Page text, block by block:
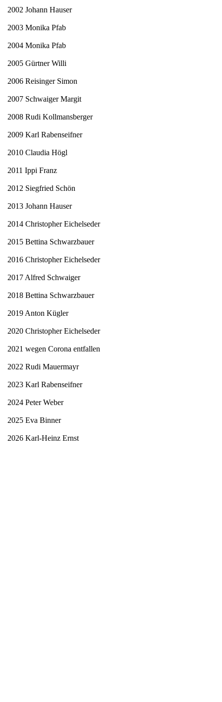
2002 Johann Hauser
2003 Monika Pfab
2004 Monika Pfab
2005 Gürtner Willi
2006 Reisinger Simon
2007 Schwaiger Margit
2008 Rudi Kollmansberger
2009 Karl Rabenseifner
2010 Claudia Högl
2011 Ippi Franz
2012 Siegfried Schön
2013 Johann Hauser
2014 Christopher Eichelseder
2015 Bettina Schwarzbauer
2016 Christopher Eichelseder
2017 Alfred Schwaiger
2018 Bettina Schwarzbauer
2019 Anton Kügler
2020 Christopher Eichelseder
2021 wegen Corona entfallen
2022 Rudi Mauermayr
2023 Karl Rabenseifner
2024 Peter Weber
2025 Eva Binner
2026 Karl-Heinz Ernst